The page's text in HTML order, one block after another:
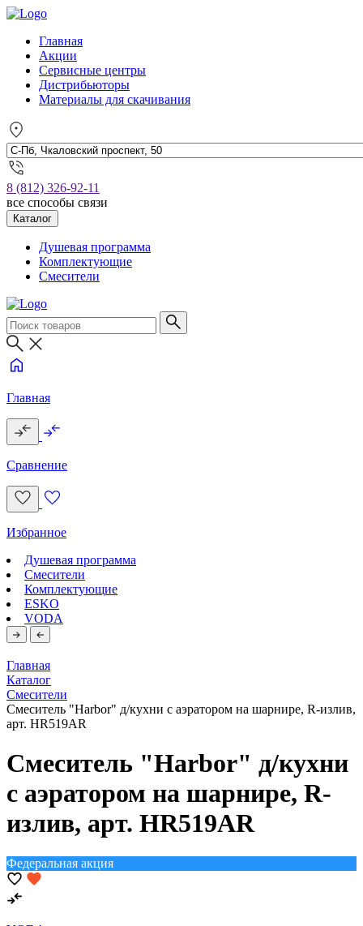
Главная
Акции
Сервисные центры
Дистрибьюторы
Материалы для скачивания
8 (812) 326-92-11
все способы связи
Каталог
Душевая программа
Комплектующие
Смесители
Главная
Сравнение
Избранное
Душевая программа
Смесители
Комплектующие
ESKO
VODA
Главная
Каталог
Смесители
Смеситель "Harbor" д/кухни с аэратором на шарнире, R-излив,
арт. HR519AR
Смеситель "Harbor" д/кухни
с аэратором на шарнире, R-
излив, арт. HR519AR
Федеральная акция